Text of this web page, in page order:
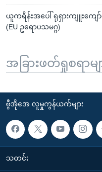
ယူကရိန်းအပေါ် ရုရှားကျူးက
(EU ဥရောပသမဂ္ဂ)
အခြားဖတ်ရှုစရာမျ
ဗွီအိုအေ လူမှုကွန်ယက်များ
သတင်း